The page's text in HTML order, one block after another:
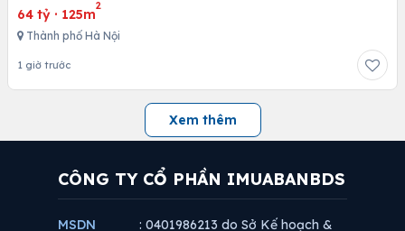
64 tỷ · 125m
2
Thành phố Hà Nội
1 giờ trước
Xem thêm
CÔNG TY CỔ PHẦN IMUABANBDS
MSDN : 0401986213 do Sở Kế hoạch &